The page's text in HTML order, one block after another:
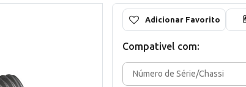
Adicionar Favorito
Compativel com: